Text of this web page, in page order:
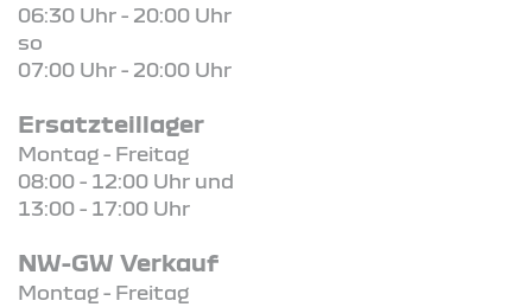
06:30 Uhr - 20:00 Uhr
so
07:00 Uhr - 20:00 Uhr
Ersatzteillager
Montag - Freitag
08:00 - 12:00 Uhr und
13:00 - 17:00 Uhr
NW-GW Verkauf
Montag - Freitag